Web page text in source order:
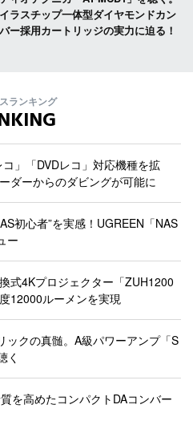
ラスチップ一体型ダイヤモンドカン
ー採用カートリッジの実力に迫る！
ランキング
」「DVDレコ」対応機種を拡
ダーからのダビングが可能に
初心者”を実感！UGREEN「NAS
ー
式4Kプロジェクター「ZUH1200
12000ルーメンを実現
ックの真髄。A級パワーアンプ「S
く
を高めたコンパクトDAコンバー